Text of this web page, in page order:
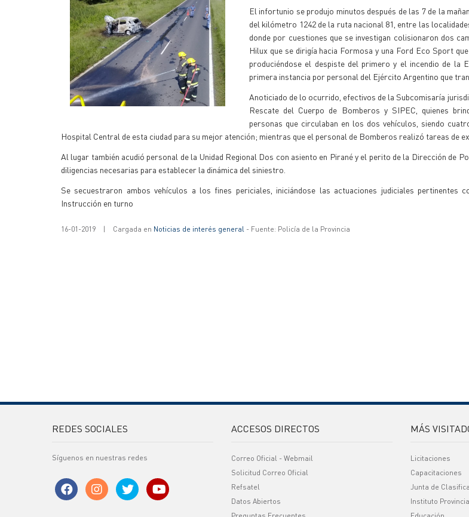
El infortunio se produjo minutos después de las 7 de la
del kilómetro 1242 de la ruta nacional 81, entre las
donde por cuestiones que se investigan colisionaron dos
Hilux que se dirigía hacia Formosa y una Ford Eco Sport
produciéndose el despiste del primero y el incendio de la
primera instancia por personal del Ejército Argentino que
Anoticiado de lo ocurrido, efectivos de la Subcomisaría
Rescate del Cuerpo de Bomberos y SIPEC, quienes
personas que circulaban en los dos vehículos, siendo
Hospital Central de esta ciudad para su mejor atención; mientras que el personal de Bomberos realizó tareas de
Al lugar también acudió personal de la Unidad Regional Dos con asiento en Pirané y el perito de la Dirección de
diligencias necesarias para establecer la dinámica del siniestro.
Se secuestraron ambos vehículos a los fines periciales, iniciándose las actuaciones judiciales pertinentes
Instrucción en turno
16-01-2019 | Cargada en Noticias de interés general - Fuente: Policía de la Provincia
REDES SOCIALES
Síguenos en nuestras redes
ACCESOS DIRECTOS
Correo Oficial - Webmail
Solicitud Correo Oficial
Refsatel
Datos Abiertos
MÁS
Licitaciones
Capacitaciones
Junta de
Instituto